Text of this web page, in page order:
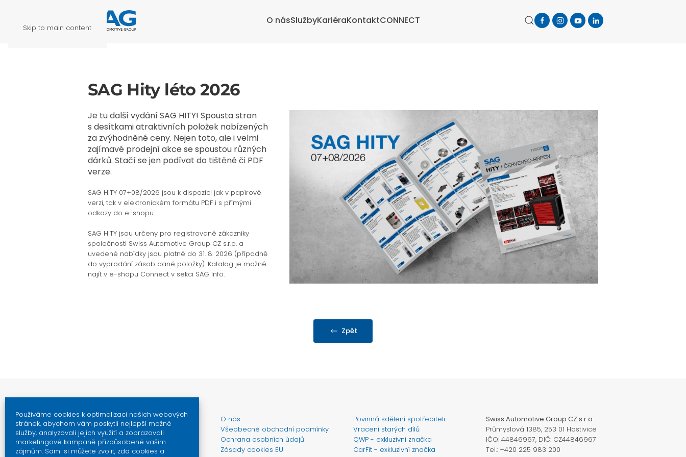
Používáme cookies k optimalizaci našich webových
stránek, abychom vám poskytli nejlepší možné
služby, analyzovali jejich využití a zobrazovali
marketingové kampaně přizpůsobené vašim
zájmům. Sami si můžete zvolit, zda cookies a
Skip to main content
O násSlužbyKariéraKontaktCONNECT
SAG Hity léto 2026
Je tu další vydání SAG HITY! Spousta stran
s desítkami atraktivních položek nabízených
za zvýhodněné ceny. Nejen toto, ale i velmi
zajímavé prodejní akce se spoustou různých
dárků. Stačí se jen podívat do tištěné či PDF
verze.
SAG HITY 07+08/2026 jsou k dispozici jak v papírové
verzi, tak v elektronickém formátu PDF i s přímými
odkazy do e-shopu.
SAG HITY jsou určeny pro registrované zákazníky
společnosti Swiss Automotive Group CZ s.r.o. a
uvedené nabídky jsou platné do 31. 8. 2026 (případně
do vyprodání zásob dané položky). Katalog je možné
najít v e-shopu Connect v sekci SAG Info.
Zpět
O nás
Všeobecné obchodní podmínky
Ochrana osobních údajů
Zásady cookies EU
Povinná sdělení spotřebiteli
Vracení starých dílů
QWP - exkluzivní značka
CarFit - exkluzivní značka
Swiss Automotive Group CZ s.r.o.
Průmyslová 1385, 253 01 Hostivice
IČO: 44846967, DIČ: CZ44846967
Tel.: +420 225 983 200